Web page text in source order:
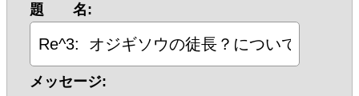
題 名:
メッセージ: